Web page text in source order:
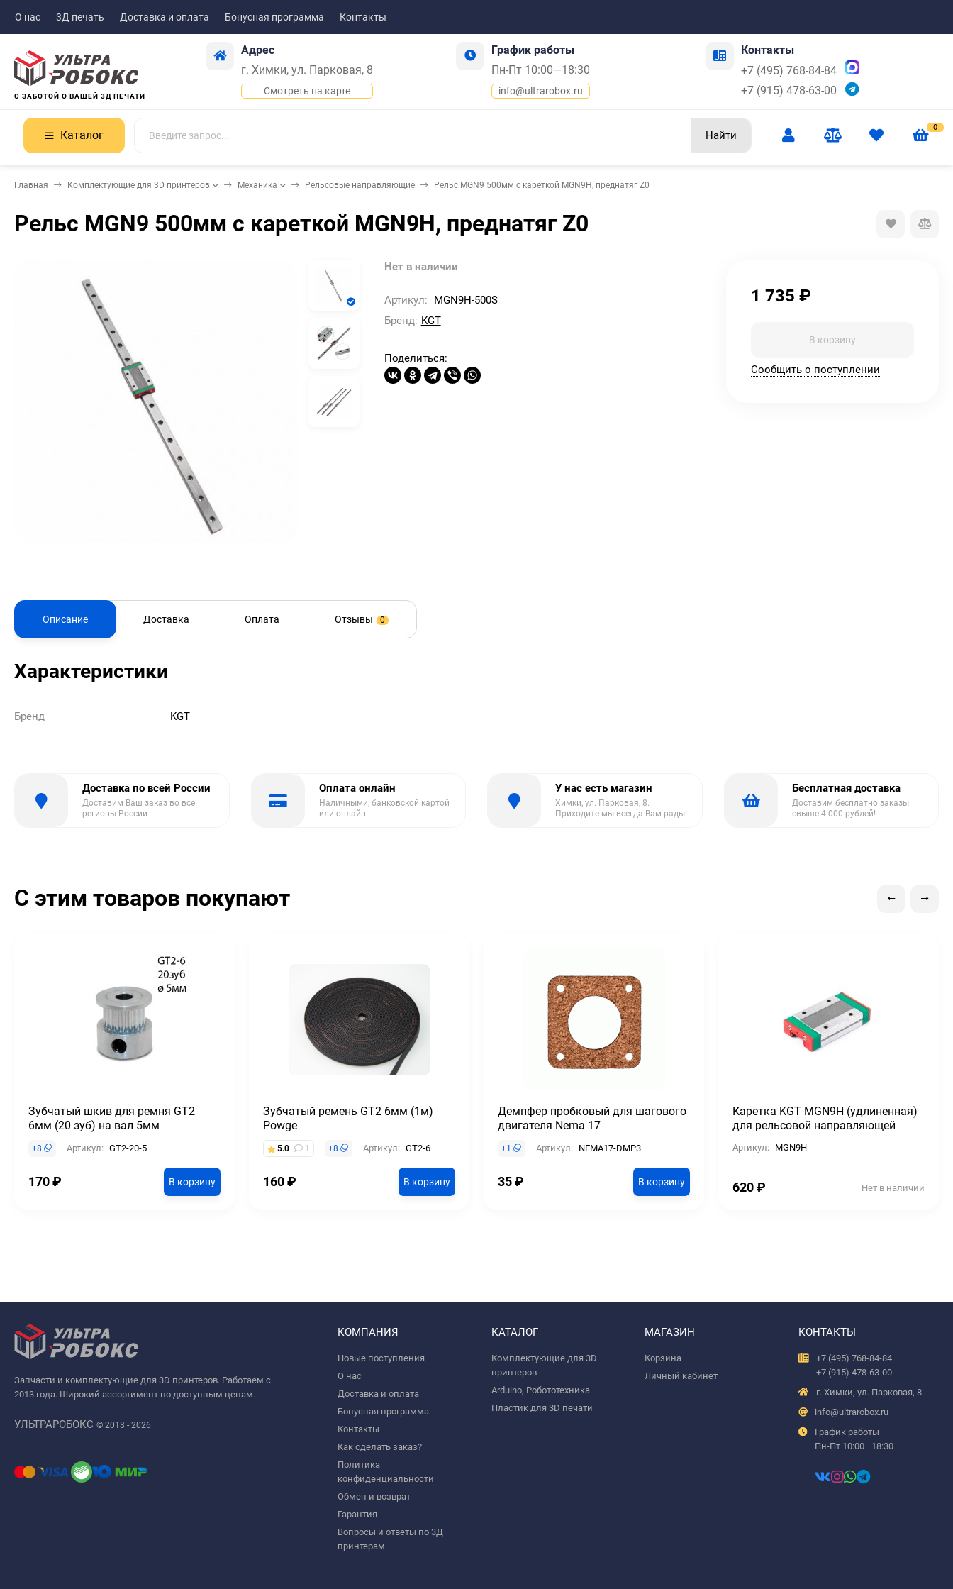
О нас 3Д печать Доставка и оплата Бонусная программа Контакты
С ЗАБОТОЙ О ВАШЕЙ 3Д ПЕЧАТИ
Адрес
г. Химки, ул. Парковая, 8
Смотреть на карте
График работы
Пн-Пт 10:00—18:30
info@ultrarobox.ru
Контакты
+7 (495) 768-84-84
+7 (915) 478-63-00
Каталог Найти
0
Главная Комплектующие для 3D принтеров Механика Рельсовые направляющие Рельс MGN9 500мм с кареткой MGN9H, преднатяг Z0
Рельс MGN9 500мм с кареткой MGN9H, преднатяг Z0
Нет в наличии
Артикул:
MGN9H-500S
Бренд: KGT
Поделиться:
1 735 ₽
В корзину
Сообщить о поступлении
Описание Доставка Оплата Отзывы 0
Характеристики
Бренд KGT
Доставка по всей России
Доставим Ваш заказ во все
регионы России
Оплата онлайн
Наличными, банковской картой
или онлайн
У нас есть магазин
Химки, ул. Парковая, 8.
Приходите мы всегда Вам рады!
Бесплатная доставка
Доставим бесплатно заказы
свыше 4 000 рублей!
С этим товаров покупают
Зубчатый шкив для ремня GT2
6мм (20 зуб) на вал 5мм
+8 Артикул: GT2-20-5
170₽ В корзину
Зубчатый ремень GT2 6мм (1м)
Powge
5.0 1 +8 Артикул: GT2-6
160₽ В корзину
Демпфер пробковый для шагового
двигателя Nema 17
+1 Артикул: NEMA17-DMP3
35₽ В корзину
Каретка KGT MGN9H (удлиненная)
для рельсовой направляющей
Артикул: MGN9H
620₽ Нет в наличии
Запчасти и комплектующие для 3D принтеров. Работаем с
2013 года. Широкий ассортимент по доступным ценам.
УЛЬТРАРОБОКС © 2013 - 2026
КОМПАНИЯ
Новые поступления
О нас
Доставка и оплата
Бонусная программа
Контакты
Как сделать заказ?
Политика
конфиденциальности
Обмен и возврат
Гарантия
Вопросы и ответы по 3Д
принтерам
КАТАЛОГ
Комплектующие для 3D
принтеров
Arduino, Робототехника
Пластик для 3D печати
МАГАЗИН
Корзина
Личный кабинет
КОНТАКТЫ
+7 (495) 768-84-84
+7 (915) 478-63-00
г. Химки, ул. Парковая, 8
info@ultrarobox.ru
График работы
Пн-Пт 10:00—18:30